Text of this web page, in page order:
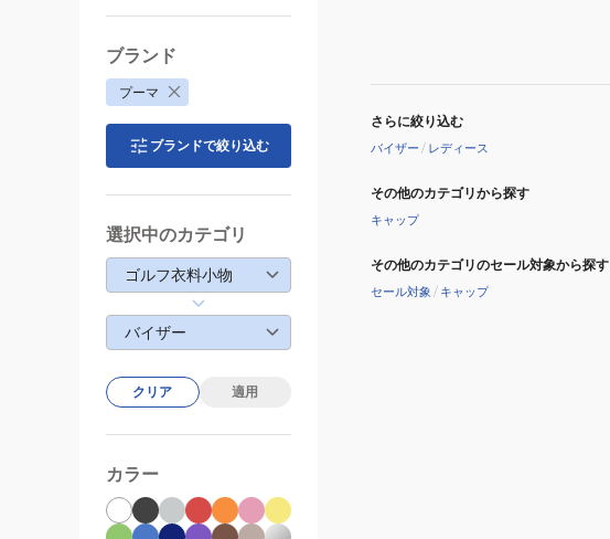
ー
027690-
さらに絞り込む
バイザー / レディース
その他のカテゴリから探す
キャップ
その他のカテゴリのセール対象から探す
セール対象 / キャップ
ブランド
プーマ
ブランドで絞り込む
選択中のカテゴリ
ゴルフ衣料小物
バイザー
クリア 適用
カラー